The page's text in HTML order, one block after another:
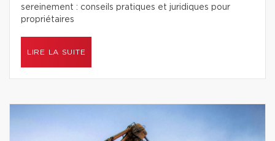
sereinement : conseils pratiques et juridiques pour
propriétaires
LIRE LA SUITE